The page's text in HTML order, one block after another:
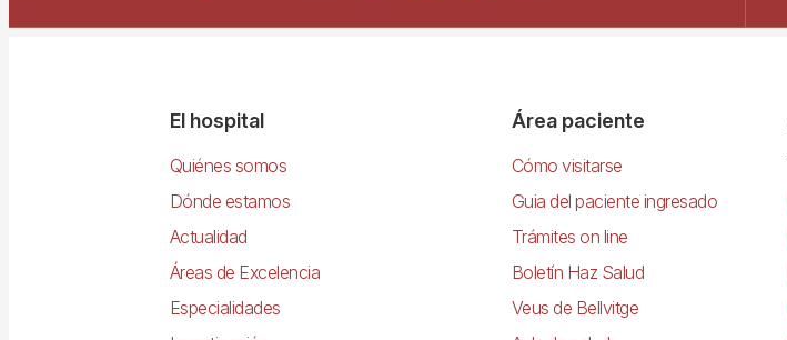
NavegacióEl hospital
Quiénes somos
Dónde estamos
Actualidad
Áreas de Excelencia
Especialidades
Área paciente
Cómo visitarse
Guia del paciente ingresado
Trámites on line
Boletín Haz Salud
Veus de Bellvitge